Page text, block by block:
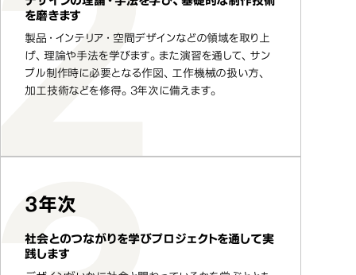
を磨きます
製品・インテリア・空間デザインなどの領域を取り上
げ、理論や手法を学びます。また演習を通して、サン
プル制作時に必要となる作図、工作機械の扱い方、
加工技術などを修得。3年次に備えます。
3年次
社会とのつながりを学びプロジェクトを通して実
践します